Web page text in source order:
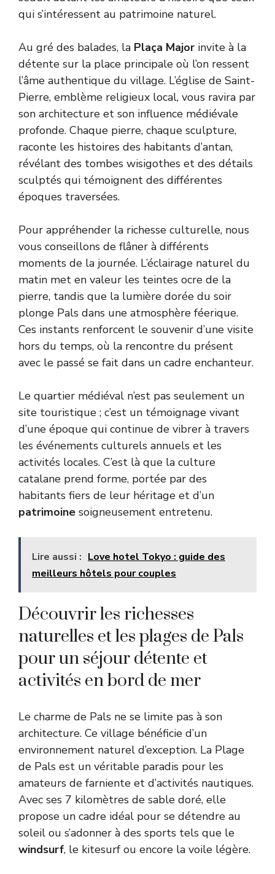
qui s’intéressent au patrimoine naturel.
Au gré des balades, la Plaça Major invite à la
détente sur la place principale où l’on ressent
l’âme authentique du village. L’église de Saint-
Pierre, emblème religieux local, vous ravira par
son architecture et son influence médiévale
profonde. Chaque pierre, chaque sculpture,
raconte les histoires des habitants d’antan,
révélant des tombes wisigothes et des détails
sculptés qui témoignent des différentes
époques traversées.
Pour appréhender la richesse culturelle, nous
vous conseillons de flâner à différents
moments de la journée. L’éclairage naturel du
matin met en valeur les teintes ocre de la
pierre, tandis que la lumière dorée du soir
plonge Pals dans une atmosphère féerique.
Ces instants renforcent le souvenir d’une visite
hors du temps, où la rencontre du présent
avec le passé se fait dans un cadre enchanteur.
Le quartier médiéval n’est pas seulement un
site touristique ; c’est un témoignage vivant
d’une époque qui continue de vibrer à travers
les événements culturels annuels et les
activités locales. C’est là que la culture
catalane prend forme, portée par des
habitants fiers de leur héritage et d’un
patrimoine soigneusement entretenu.
Lire aussi : Love hotel Tokyo : guide des
meilleurs hôtels pour couples
Découvrir les richesses
naturelles et les plages de Pals
pour un séjour détente et
activités en bord de mer
Le charme de Pals ne se limite pas à son
architecture. Ce village bénéficie d’un
environnement naturel d’exception. La Plage
de Pals est un véritable paradis pour les
amateurs de farniente et d’activités nautiques.
Avec ses 7 kilomètres de sable doré, elle
propose un cadre idéal pour se détendre au
soleil ou s’adonner à des sports tels que le
windsurf, le kitesurf ou encore la voile légère.